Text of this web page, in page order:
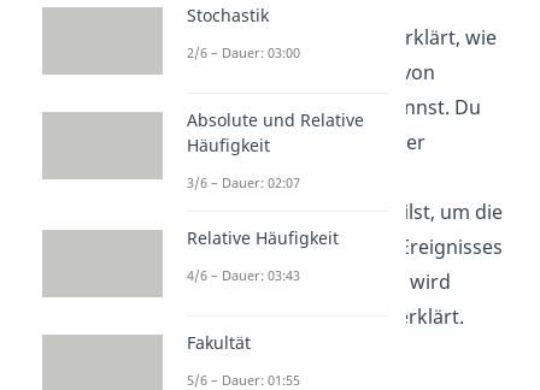
In diesem Video wird dir erklärt, wie
du die relative Häufigkeit von
Ereignissen berechnen kannst. Du
lernst, wie du die Anzahl der
günstigen Fälle durch die
Gesamtanzahl der Fälle teilst, um die
Wahrscheinlichkeit eines Ereignisses
zu bestimmen. Das Ganze wird
einfach und verständlich erklärt.
Stochastik
2/6 – Dauer: 03:00
Absolute und Relative
Häufigkeit
3/6 – Dauer: 02:07
Relative Häufigkeit
4/6 – Dauer: 03:43
Fakultät
5/6 – Dauer: 01:55